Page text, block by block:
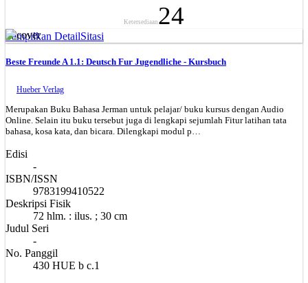
Ketersediaan 24
Tampilkan DetailSitasi
Beste Freunde A 1.1: Deutsch Fur Jugendliche - Kursbuch
Hueber Verlag
Merupakan Buku Bahasa Jerman untuk pelajar/ buku kursus dengan Audio
Online. Selain itu buku tersebut juga di lengkapi sejumlah Fitur latihan tata
bahasa, kosa kata, dan bicara. Dilengkapi modul p…
Edisi
-
ISBN/ISSN
9783199410522
Deskripsi Fisik
72 hlm. : ilus. ; 30 cm
Judul Seri
-
No. Panggil
430 HUE b c.1